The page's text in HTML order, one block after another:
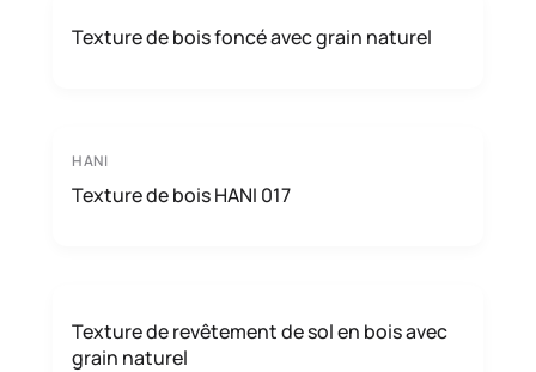
Texture de bois foncé avec grain naturel
HANI
Texture de bois HANI 017
Texture de revêtement de sol en bois avec
grain naturel